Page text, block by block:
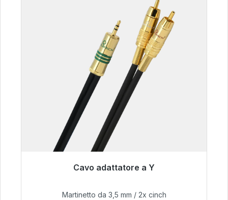
Cavo adattatore a Y
Pronto per la spedizione immediata, tempo di
Martinetto da 3,5 mm / 2x cinch